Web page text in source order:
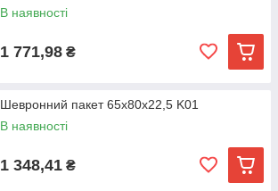
В наявності
1 771,98 ₴
Шевронний пакет 65х80х22,5 K01
В наявності
1 348,41 ₴